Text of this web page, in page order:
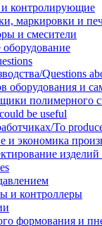
контролирующие
маркировки и
и смесители
Questions
и
полимерного
be useful
To
экономика
изделий
и контроллеры
формования и